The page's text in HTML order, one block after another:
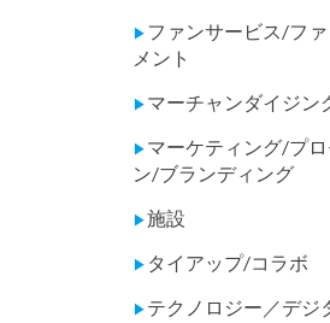
▶ ファンサービス/フ
メント
▶ マーチャンダイジン
▶ マーケティング/プ
ン/ブランディング
▶施設
▶ タイアップ/コラボ
▶ テクノロジー／デジ